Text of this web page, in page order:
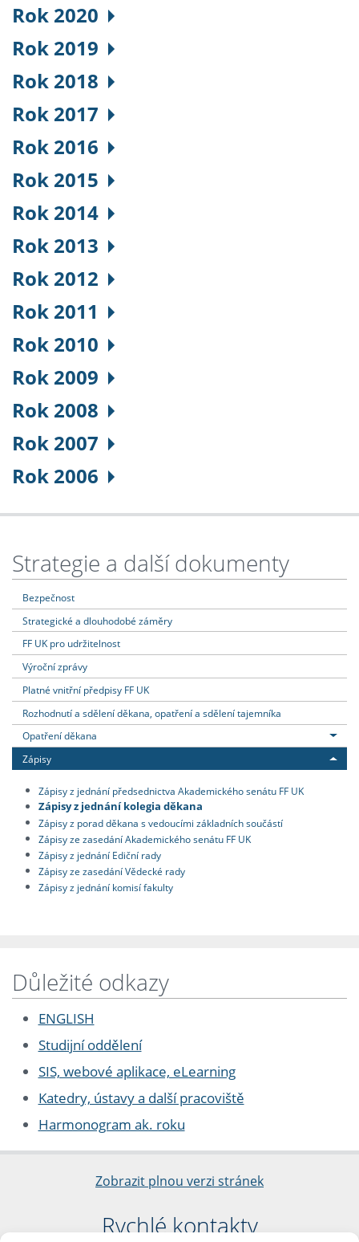
Rok 2020
Rok 2019
Rok 2018
Rok 2017
Rok 2016
Rok 2015
Rok 2014
Rok 2013
Rok 2012
Rok 2011
Rok 2010
Rok 2009
Rok 2008
Rok 2007
Rok 2006
Strategie a další dokumenty
Bezpečnost
Strategické a dlouhodobé záměry
FF UK pro udržitelnost
Výroční zprávy
Platné vnitřní předpisy FF UK
Rozhodnutí a sdělení děkana, opatření a sdělení tajemníka
Opatření děkana
Zápisy
Zápisy z jednání předsednictva Akademického senátu FF UK
Zápisy z jednání kolegia děkana
Zápisy z porad děkana s vedoucími základních součástí
Zápisy ze zasedání Akademického senátu FF UK
Zápisy z jednání Ediční rady
Zápisy ze zasedání Vědecké rady
Zápisy z jednání komisí fakulty
Důležité odkazy
ENGLISH
Studijní oddělení
SIS, webové aplikace, eLearning
Katedry, ústavy a další pracoviště
Harmonogram ak. roku
Zobrazit plnou verzi stránek
Rychlé kontakty